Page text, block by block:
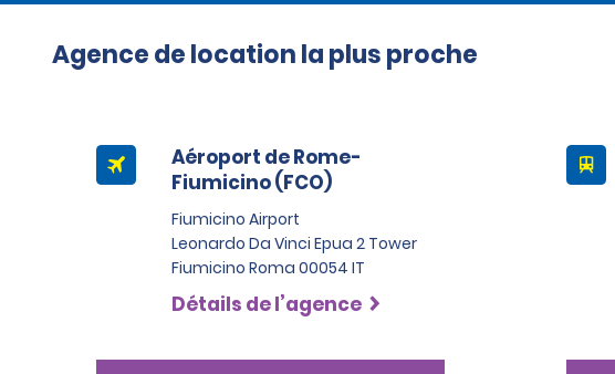
Agence de location la plus proche
Aéroport de Rome-
Fiumicino (FCO)
Fiumicino Airport
Leonardo Da Vinci Epua 2 Tower
Fiumicino Roma 00054 IT
Détails de l’agence